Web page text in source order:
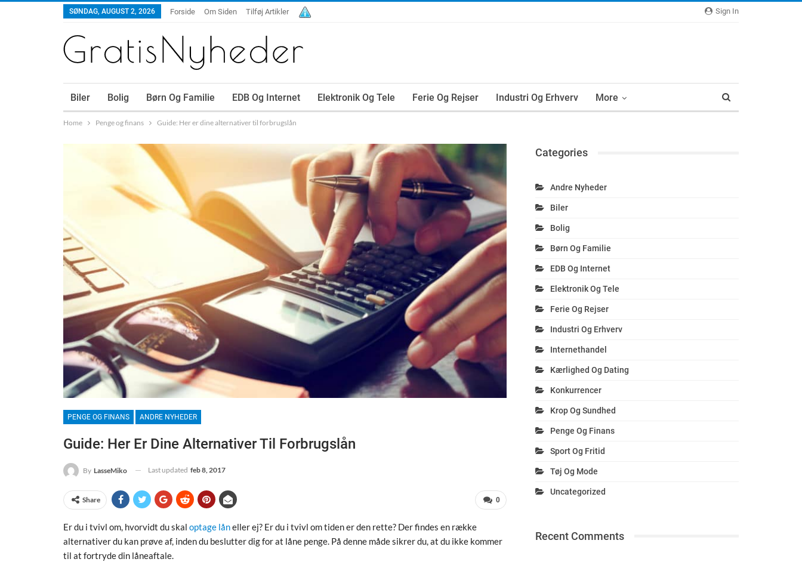
Sign In
SØNDAG, AUGUST 2, 2026 Forside Om Siden Tilføj Artikler
Biler Bolig Børn Og Familie EDB Og Internet Elektronik Og Tele Ferie Og Rejser Industri Og Erhverv More
Home Penge og finans Guide: Her er dine alternativer til forbrugslån
PENGE OG FINANS ANDRE NYHEDER
Guide: Her Er Dine Alternativer Til Forbrugslån
By LasseMiko Last updated feb 8, 2017
0
Share
Er du i tvivl om, hvorvidt du skal optage låneller ej? Er du i tvivl om tiden er den rette? Der findes en række
alternativer du kan prøve af, inden du beslutter dig for at låne penge. På denne måde sikrer du, at du ikke kommer
til at fortryde din låneaftale.
Categories
Andre Nyheder
Biler
Bolig
Børn Og Familie
EDB Og Internet
Elektronik Og Tele
Ferie Og Rejser
Industri Og Erhverv
Internethandel
Kærlighed Og Dating
Konkurrencer
Krop Og Sundhed
Penge Og Finans
Sport Og Fritid
Tøj Og Mode
Uncategorized
Recent Comments